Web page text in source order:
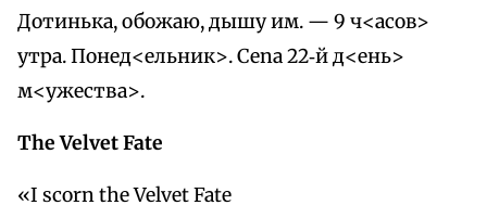
Дотинька, обожаю, дышу им. — 9 ч<асов>
утра. Понед<ельник>. Cena 22‑й д<ень>
м<ужества>.
The Velvet Fate
«I scorn the Velvet Fate